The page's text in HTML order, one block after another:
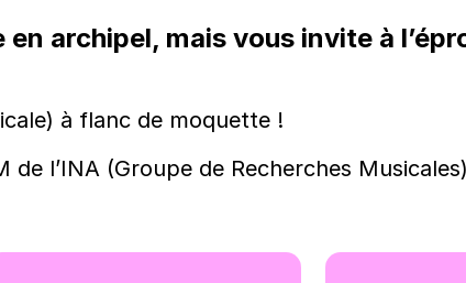
en archipel, mais vous invite à
à flanc de moquette !
l’INA (Groupe de Recherches